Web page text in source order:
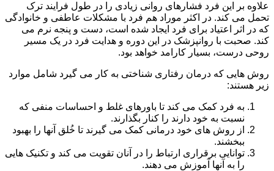
علاوه بر این فرد فشارهای روانی زیادی را در طول فرایند ترک
تحمل می کند. در اکثر موراد هم فرد با مشکلات عاطفی و خانوادگی
که در اثر اعتیاد برای فرد ایجاد شده است، دست و پنجه نرم می
کند. صحبت با روانپزشک در این دوره و هدایت فرد در یک مسیر
روحی درست، بسیار کارامد خواهد بود.
روش هایی که درمان رفتاری شناختی به کار می گیرد شامل موارد
زیر هستند:
به فرد کمک می کند تا باورهای غلط و احساسات منفی که
نسبت به خود دارند را کنار بگذارند.
از روش های خود درمانی کمک می گیرند تا خُلق آنها را بهبود
ببخشند.
توانایی برقراری ارتباط را در آنان تقویت می کند و تکنیک هایی
را به آنها آموزش می دهند.